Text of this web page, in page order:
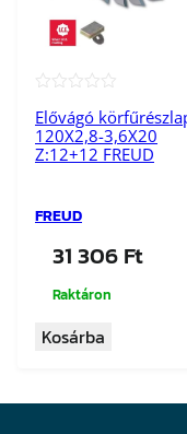
Elővágó
120X2,8-3,6X20
Z:12+12 FREUD
FREUD
31 306Ft
Raktáron
Kosárba